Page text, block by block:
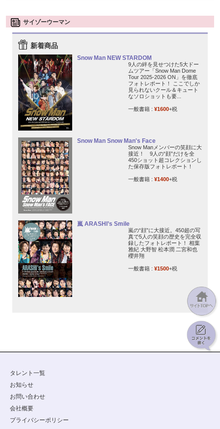
サイゾーウーマン
新着商品
Snow Man NEW STARDOM
9人の絆を見せつけた5大ドー
ムツアー「Snow Man Dome
Tour 2025-2026 ON」を徹底
フォトレポート！ ここでしか
見られないクール＆キュート
なソロショットも要...
一般書籍 : ¥1600+税
Snow Man Snow Man's Face
Snow Manメンバーの笑顔に大
接近！ 9人の“顔”だけを全
450ショット超コレクションし
た保存版フォトレポート！
一般書籍 : ¥1400+税
嵐 ARASHI’s Smile
嵐の“顔”に大接近。450超の写
真で5人の笑顔の歴史を完全収
録したフォトレポート！ 相葉
雅紀 大野智 松本潤 二宮和也
櫻井翔
一般書籍 : ¥1500+税
タレント一覧
お知らせ
お問い合わせ
会社概要
プライバシーポリシー